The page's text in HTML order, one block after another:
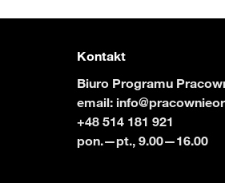
Kontakt
Biuro Programu
email:
+48 514 181 921
pon.—pt., 9.00—16.00